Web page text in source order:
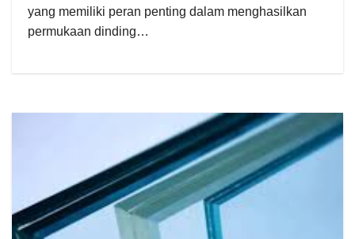
yang memiliki peran penting dalam menghasilkan
permukaan dinding…